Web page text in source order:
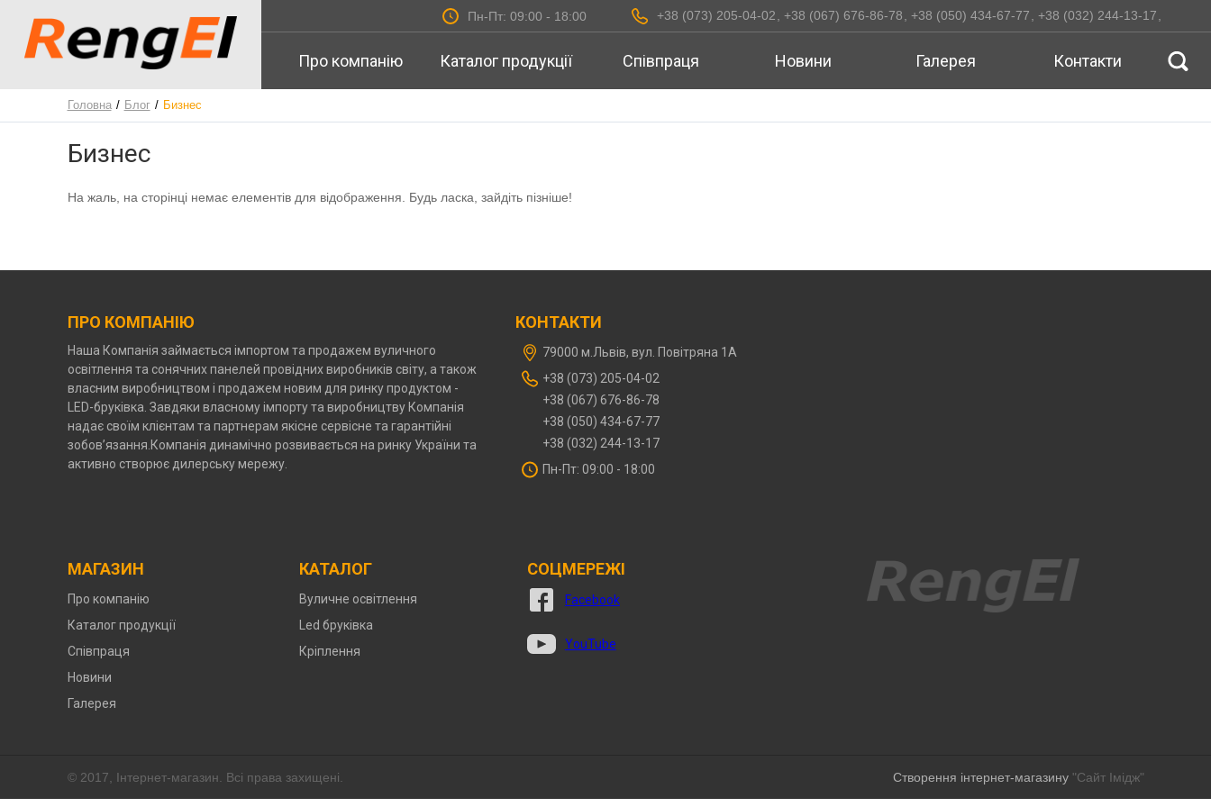
Пн-Пт: 09:00 - 18:00 ‎+38 (073) 205-04-02‎ +38 (067) 676-86-78 +38 (050) 434-67-77 +38 (032) 244-13-17
Про компанію Каталог продукції Співпраця Новини Галерея Контакти
Головна Блог Бизнес
Бизнес
На жаль, на сторінці немає елементів для відображення. Будь ласка, зайдіть пізніше!
ПРО КОМПАНІЮ
Наша Компанія займається імпортом та продажем вуличного
освітлення та сонячних панелей провідних виробників світу, а також
власним виробництвом і продажем новим для ринку продуктом -
LED-бруківка. Завдяки власному імпорту та виробництву Компанія
надає своїм клієнтам та партнерам якісне сервісне та гарантійні
зобов’язання.Компанія динамічно розвивається на ринку України та
активно створює дилерську мережу.
КОНТАКТИ
79000 м.Львів, вул. Повітряна 1А
‎+38 (073) 205-04-02‎
+38 (067) 676-86-78
+38 (050) 434-67-77
+38 (032) 244-13-17
Пн-Пт: 09:00 - 18:00
МАГАЗИН
Про компанію
Каталог продукції
Співпраця
Новини
Галерея
КАТАЛОГ
Вуличне освітлення
Led бруківка
Кріплення
СОЦМЕРЕЖІ
Facebook
YouTube
© 2017, Інтернет-магазин. Всі права захищені. Створення інтернет-магазину"Сайт Імідж"